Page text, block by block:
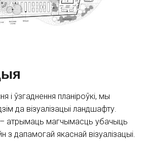
і ўзгаднення планіроўкі, мы
да візуалізацыі ландшафту.
– атрымаць магчымасць убачыць
дапамогай якаснай візуалізацыі.